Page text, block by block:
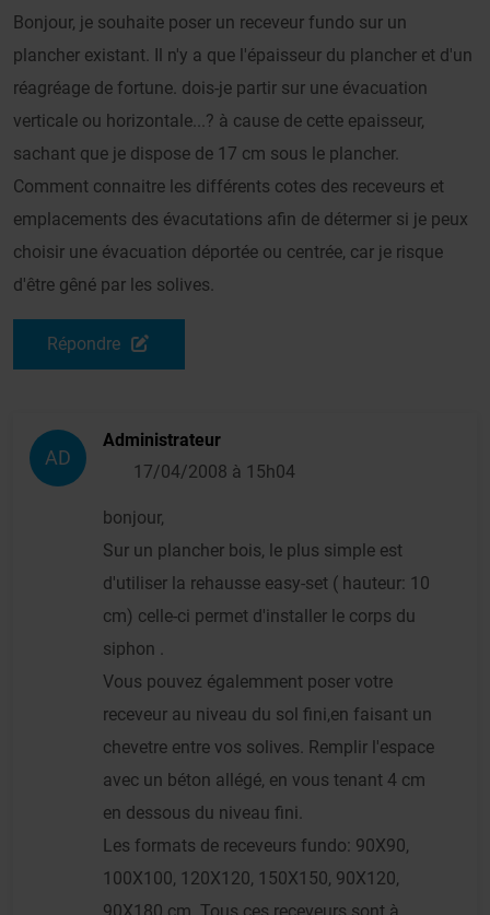
Bonjour, je souhaite poser un receveur fundo sur un
plancher existant. Il n'y a que l'épaisseur du plancher et d'un
réagréage de fortune. dois-je partir sur une évacuation
verticale ou horizontale...? à cause de cette epaisseur,
sachant que je dispose de 17 cm sous le plancher.
Comment connaitre les différents cotes des receveurs et
emplacements des évacutations afin de détermer si je peux
choisir une évacuation déportée ou centrée, car je risque
d'être gêné par les solives.
Répondre
AD
Administrateur
17/04/2008 à 15h04
bonjour,
Sur un plancher bois, le plus simple est
d'utiliser la rehausse easy-set ( hauteur: 10
cm) celle-ci permet d'installer le corps du
siphon .
Vous pouvez égalemment poser votre
receveur au niveau du sol fini,en faisant un
chevetre entre vos solives. Remplir l'espace
avec un béton allégé, en vous tenant 4 cm
en dessous du niveau fini.
Les formats de receveurs fundo: 90X90,
100X100, 120X120, 150X150, 90X120,